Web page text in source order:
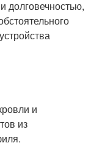
долговечностью,
и
из